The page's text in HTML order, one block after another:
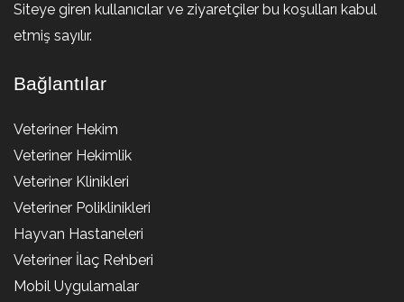
Siteye giren kullanıcılar ve ziyaretçiler bu koşulları kabul
etmiş sayılır.
Bağlantılar
Veteriner Hekim
Veteriner Hekimlik
Veteriner Klinikleri
Veteriner Poliklinikleri
Hayvan Hastaneleri
Veteriner İlaç Rehberi
Mobil Uygulamalar